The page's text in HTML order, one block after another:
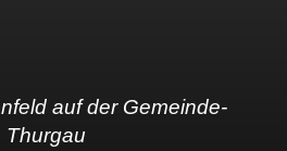
auf der Gemeinde-
Thurgau